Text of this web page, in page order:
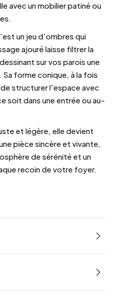
avec un mobilier patiné ou
un jeu d'ombres qui
ajouré laisse filtrer la
sur vos parois une
forme conique, à la fois
structurer l'espace avec
soit dans une entrée ou au-
et légère, elle devient
pièce sincère et vivante,
de sérénité et un
recoin de votre foyer.
cm